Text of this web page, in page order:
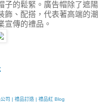
子的鬆緊。廣告帽除了遮陽
飾、配搭，代表著高端的潮
宣傳的禮品。
司 | 禮品訂造 | 禮品紅 Blog